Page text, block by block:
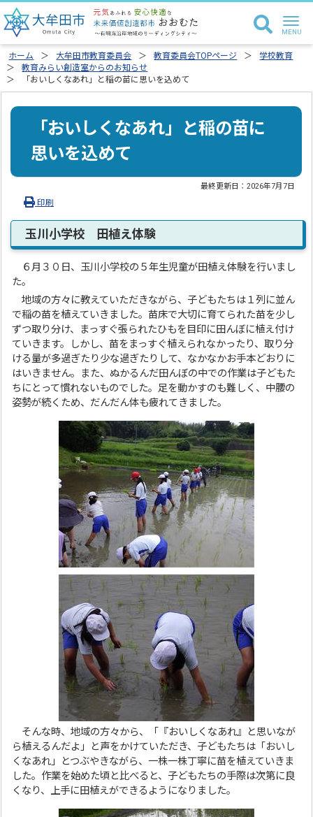
ホーム 大牟田市教育委員会 教育委員会TOPページ
学校教育
教育みらい創造室からのお知らせ
「おいしくなあれ」と稲の苗に思いを込めて
「おいしくなあれ」と稲の苗に
思いを込めて
最終更新日：2026年7月7日
印刷
玉川小学校 田植え体験
６月３０日、玉川小学校の５年生児童が田植え体験を行いまし
た。
地域の方々に教えていただきながら、子どもたちは１列に並ん
で稲の苗を植えていきました。苗床で大切に育てられた苗を少し
ずつ取り分け、まっすぐ張られたひもを目印に田んぼに植え付け
ていきます。しかし、苗をまっすぐ植えられなかったり、取り分
ける量が多過ぎたり少な過ぎたりして、なかなかお手本どおりに
はいきません。また、ぬかるんだ田んぼの中での作業は子どもた
ちにとって慣れないものでした。足を動かすのも難しく、中腰の
姿勢が続くため、だんだん体も疲れてきました。
そんな時、地域の方々から、「『おいしくなあれ』と思いなが
ら植えるんだよ」と声をかけていただき、子どもたちは「おいし
くなあれ」とつぶやきながら、一株一株丁寧に苗を植えていきま
した。作業を始めた頃と比べると、子どもたちの手際は次第に良
くなり、上手に田植えができるようになりました。